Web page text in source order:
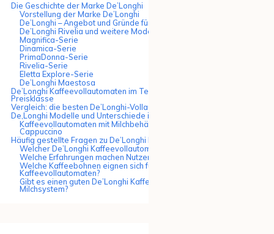
Die Geschichte der Marke De’Longhi
Vorstellung der Marke De’Longhi
De’Longhi – Angebot und Gründe für die Beliebtheit
De’Longhi Rivelia und weitere Modellreihen im Überblick
Magnifica-Serie
Dinamica-Serie
PrimaDonna-Serie
Rivelia-Serie
Eletta Explore-Serie
De’Longhi Maestosa
De’Longhi Kaffeevollautomaten im Test: Bestenliste nach
Preisklasse
Vergleich: die besten De’Longhi-Vollautomaten für Ihre Bedürfnisse
De‚Longhi Modelle und Unterschiede im Vergleich
Kaffeevollautomaten mit Milchbehälter für Latte Macchiato und
Cappuccino
Häufig gestellte Fragen zu De’Longhi Kaffeevollautomaten
Welcher De’Longhi Kaffeevollautomat ist der beste?
Welche Erfahrungen machen Nutzer mit De’Longhi Vollautomaten?
Welche Kaffeebohnen eignen sich für De’Longhi
Kaffeevollautomaten?
Gibt es einen guten De’Longhi Kaffeevollautomaten ohne
Milchsystem?